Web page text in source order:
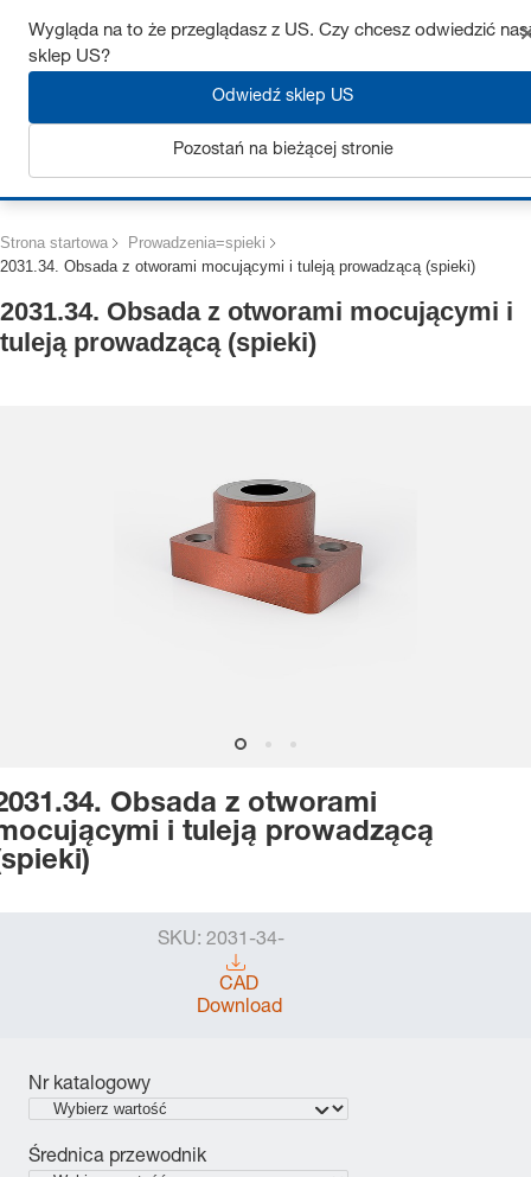
Uzyskaj do 7% zniżki – kliknij tutaj, aby dowiedzieć się więcej
Strona startowa
Prowadzenia=spieki
2031.34. Obsada z otworami mocującymi i tuleją prowadzącą (spieki)
2031.34. Obsada z otworami mocującymi i
tuleją prowadzącą (spieki)
Obsada z otworami
i tuleją prowadzącą
SKU: 2031-34-
CAD
Download
Nr katalogowy
Średnica przewodnik
Wygląda na to że przeglądasz z US. Czy chcesz odwiedzić
sklep US?
Odwiedź sklep US
Pozostań na bieżącej stronie